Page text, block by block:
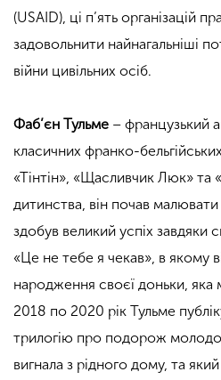
(USAID), ці п’ять організацій
задовольнити найнагальніші
війни цивільних осіб.
Фаб’єн Тульме – французький
класичних франко-
«Тінтін», «Щасливчик Люк» та
дитинства, він почав малювати
здобув великий успіх
«Це не тебе я чекав», в якому
народження своєї доньки,
2018 по 2020 рік Тульме
трилогію про подорож
вигнала з рідного дому, та який